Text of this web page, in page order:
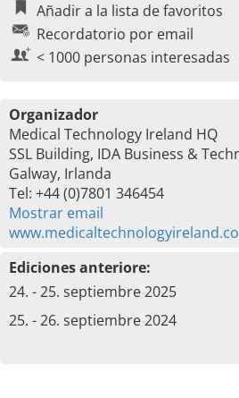
Añadir a la lista de favoritos
Recordatorio por email
< 1000 personas interesadas
Organizador
Medical Technology Ireland HQ
SSL Building, IDA Business &
Galway, Irlanda
Tel: +44 (0)7801 346454
Mostrar email
Ediciones anteriore:
24. - 25. septiembre 2025
25. - 26. septiembre 2024